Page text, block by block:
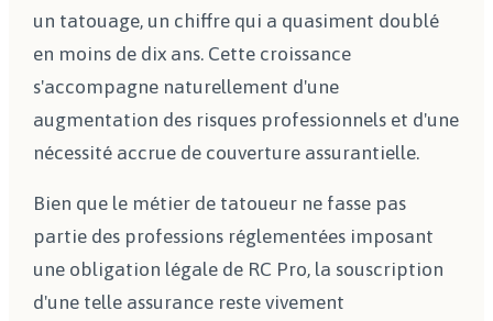
un tatouage, un chiffre qui a quasiment doublé
en moins de dix ans. Cette croissance
s'accompagne naturellement d'une
augmentation des risques professionnels et d'une
nécessité accrue de couverture assurantielle.
Bien que le métier de tatoueur ne fasse pas
partie des professions réglementées imposant
une obligation légale de RC Pro, la souscription
d'une telle assurance reste vivement